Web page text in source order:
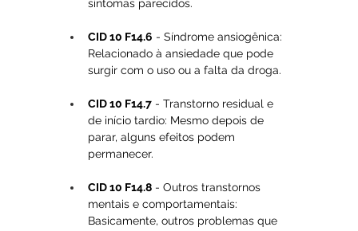
sintomas parecidos.
CID 10 F14.6 - Síndrome ansiogênica:
Relacionado à ansiedade que pode
surgir com o uso ou a falta da droga.
CID 10 F14.7 - Transtorno residual e
de início tardio: Mesmo depois de
parar, alguns efeitos podem
permanecer.
CID 10 F14.8 - Outros transtornos
mentais e comportamentais:
Basicamente, outros problemas que